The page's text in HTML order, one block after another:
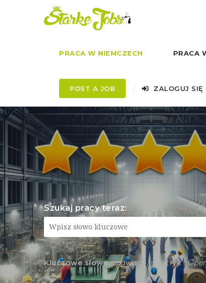
PRACA W NIEMCZECH PRACA
POST A JOB ZALOGUJ SIĘ
Szukaj pracy teraz:
Kluczowe słowa: spawacz , elektryk ,